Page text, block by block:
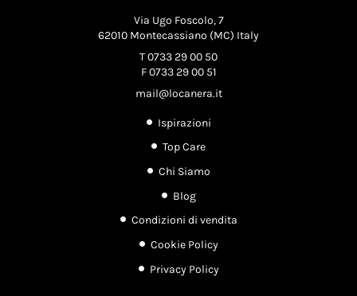
Via Ugo Foscolo, 7
62010 Montecassiano (MC) Italy
T 0733 29 00 50
F 0733 29 00 51
mail@locanera.it
Ispirazioni
Top Care
Chi Siamo
Blog
Condizioni di vendita
Cookie Policy
Privacy Policy